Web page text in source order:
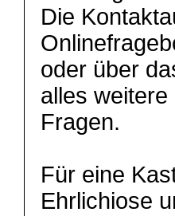
Die
oder über
alles
Fragen.
Für eine
Ehrlichiose